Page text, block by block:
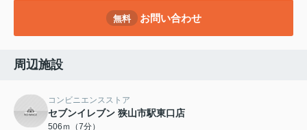
無料 お問い合わせ
周辺施設
コンビニエンスストア
セブンイレブン 狭山市駅東口店
506ｍ（7分）